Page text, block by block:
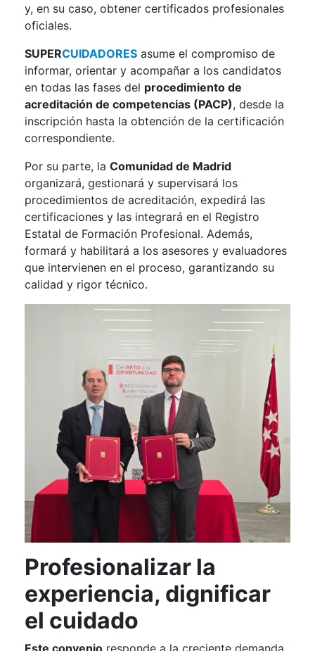
y, en su caso, obtener certificados profesionales
oficiales.
SUPERCUIDADORES asume el compromiso de
informar, orientar y acompañar a los candidatos
en todas las fases del procedimiento de
acreditación de competencias (PACP), desde la
inscripción hasta la obtención de la certificación
correspondiente.
Por su parte, la Comunidad de Madrid
organizará, gestionará y supervisará los
procedimientos de acreditación, expedirá las
certificaciones y las integrará en el Registro
Estatal de Formación Profesional. Además,
formará y habilitará a los asesores y evaluadores
que intervienen en el proceso, garantizando su
calidad y rigor técnico.
Profesionalizar la
experiencia, dignificar
el cuidado
Este convenio responde a la creciente demanda